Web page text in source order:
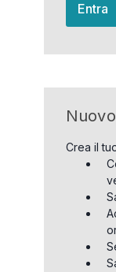
Entra
Crea il